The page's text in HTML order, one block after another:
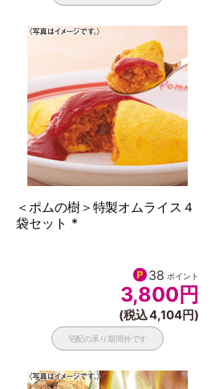
＜ポムの樹＞特製オムライス４
袋セット *
38 ポイント
3,800 円
(税込 4,104円)
宅配の承り期間外です